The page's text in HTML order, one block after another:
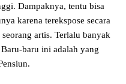
Dampaknya, tentu bisa
karena terekspose secara
artis. Terlalu banyak
baru ini adalah yang